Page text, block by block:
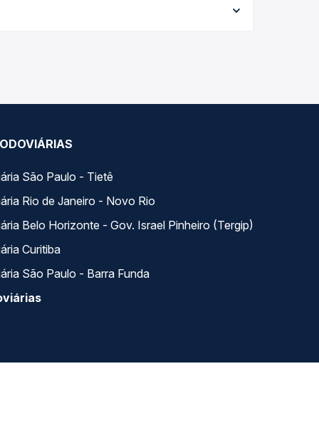
oferta para o seu roteiro.
São Paulo - Tietê
Rio de Janeiro - Novo Rio
Belo Horizonte - Gov. Israel Pinheiro (Tergip)
Curitiba
São Paulo - Barra Funda